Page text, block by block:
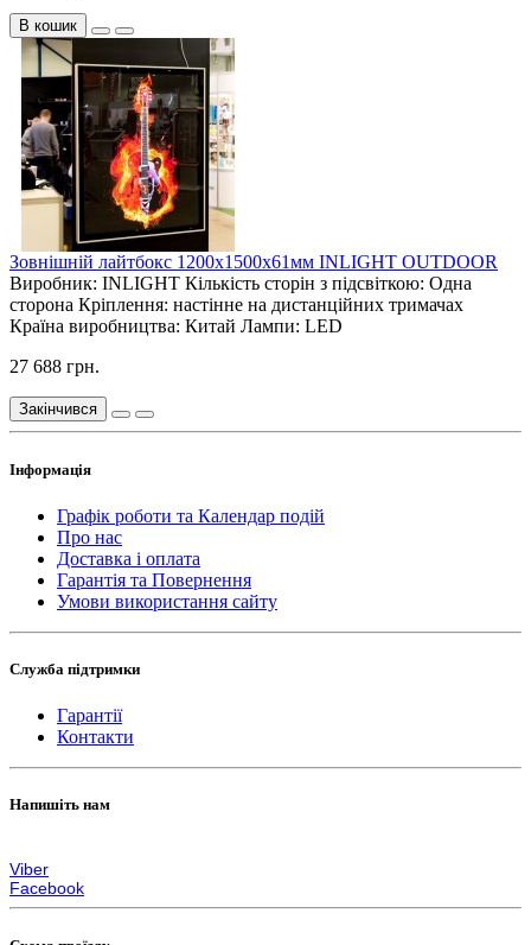
В кошик
Зовнішній лайтбокс 1200х1500х61мм INLIGHT OUTDOOR
Виробник: INLIGHT Кількість сторін з підсвіткою: Одна
сторона Кріплення: настінне на дистанційних тримачах
Країна виробництва: Китай Лампи: LED
27 688 грн.
Закінчився
Інформація
Графік роботи та Календар подій
Про нас
Доставка і оплата
Гарантія та Повернення
Умови використання сайту
Служба підтримки
Гарантії
Контакти
Напишіть нам
Viber
Facebook